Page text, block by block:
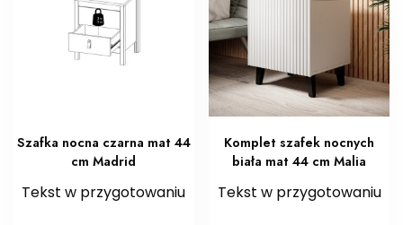
Szafka nocna czarna mat 44
cm Madrid
Tekst w przygotowaniu
Komplet szafek nocnych
biała mat 44 cm Malia
Tekst w przygotowaniu